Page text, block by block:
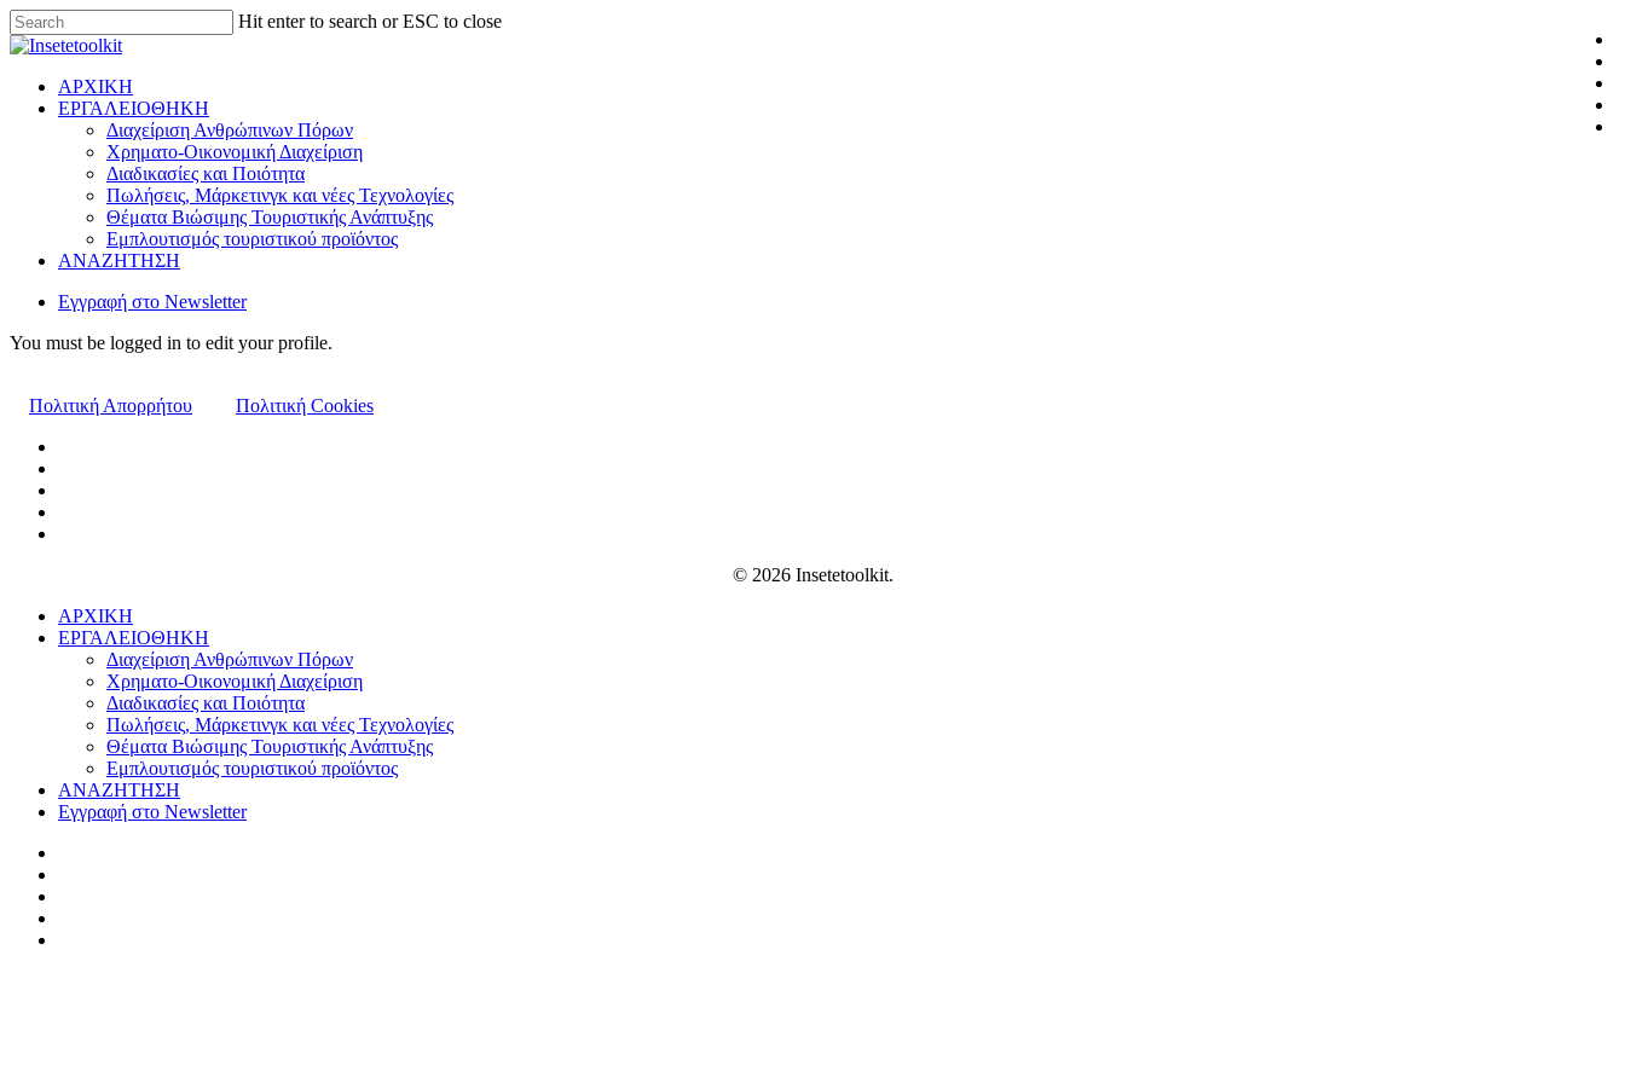
Hit enter to search or ESC to close
ΑΡΧΙΚΗ
ΕΡΓΑΛΕΙΟΘΗΚΗ
Διαχείριση Ανθρώπινων Πόρων
Χρηματο-Οικονομική Διαχείριση
Διαδικασίες και Ποιότητα
Πωλήσεις, Μάρκετινγκ και νέες Τεχνολογίες
Θέματα Βιώσιμης Τουριστικής Ανάπτυξης
Εμπλουτισμός τουριστικού προϊόντος
ΑΝΑΖΗΤΗΣΗ
Εγγραφή στο Newsletter
You must be logged in to edit your profile.
Πολιτική Απορρήτου Πολιτική Cookies
© 2026 Insetetoolkit.
ΑΡΧΙΚΗ
ΕΡΓΑΛΕΙΟΘΗΚΗ
Διαχείριση Ανθρώπινων Πόρων
Χρηματο-Οικονομική Διαχείριση
Διαδικασίες και Ποιότητα
Πωλήσεις, Μάρκετινγκ και νέες Τεχνολογίες
Θέματα Βιώσιμης Τουριστικής Ανάπτυξης
Εμπλουτισμός τουριστικού προϊόντος
ΑΝΑΖΗΤΗΣΗ
Εγγραφή στο Newsletter